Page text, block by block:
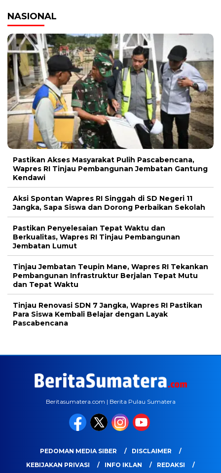
NASIONAL
Pastikan Akses Masyarakat Pulih Pascabencana,
Wapres RI Tinjau Pembangunan Jembatan Gantung
Kendawi
Aksi Spontan Wapres RI Singgah di SD Negeri 11
Jangka, Sapa Siswa dan Dorong Perbaikan Sekolah
Pastikan Penyelesaian Tepat Waktu dan
Berkualitas, Wapres RI Tinjau Pembangunan
Jembatan Lumut
Tinjau Jembatan Teupin Mane, Wapres RI Tekankan
Pembangunan Infrastruktur Berjalan Tepat Mutu
dan Tepat Waktu
Tinjau Renovasi SDN 7 Jangka, Wapres RI Pastikan
Para Siswa Kembali Belajar dengan Layak
Pascabencana
Beritasumatera.com | Berita Pulau Sumatera
PEDOMAN MEDIA SIBER
DISCLAIMER
KEBIJAKAN PRIVASI
INFO IKLAN REDAKSI